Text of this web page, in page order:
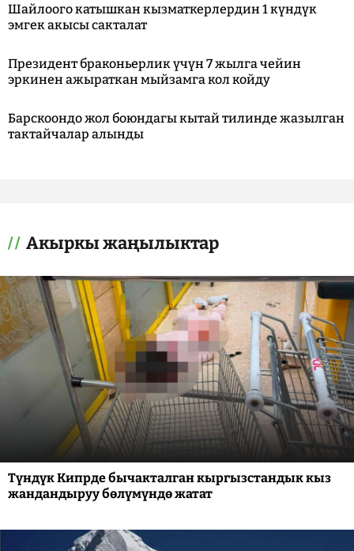
Шайлоого катышкан кызматкерлердин 1 күндүк
эмгек акысы сакталат
Президент браконьерлик үчүн 7 жылга чейин
эркинен ажыраткан мыйзамга кол койду
Барскоондо жол боюндагы кытай тилинде жазылган
тактайчалар алынды
Акыркы жаңылыктар
Түндүк Кипрде бычакталган кыргызстандык кыз
жандандыруу бөлүмүндө жатат